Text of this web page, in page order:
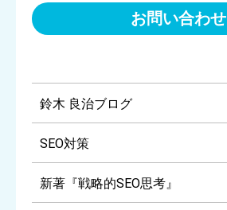
お問い合わせ
鈴木 良治ブログ
SEO対策
新著『戦略的SEO思考』